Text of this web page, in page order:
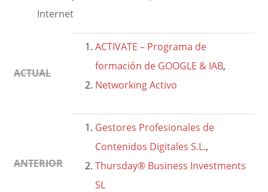
Internet
ACTUAL
ACTIVATE – Programa de
formación de GOOGLE & IAB,
Networking Activo
ANTERIOR
Gestores Profesionales de
Contenidos Digitales S.L.,
Thursday® Business Investments
SL